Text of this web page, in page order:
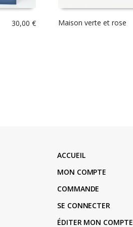
30,00 € Maison verte et rose
ACCUEIL
MON COMPTE
COMMANDE
SE CONNECTER
ÉDITER MON COMPTE